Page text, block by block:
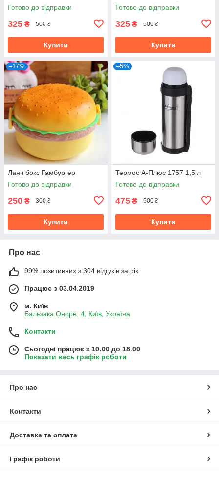
Готово до відправки
325 ₴ 500 ₴
Купити
Готово до відправки
325 ₴ 500 ₴
Купити
–17%
Ланч бокс Гамбургер
Готово до відправки
250 ₴ 300 ₴
Купити
–5%
Термос А-Плюс 1757 1,5 л
Готово до відправки
475 ₴ 500 ₴
Купити
Про нас
99% позитивних з 304 відгуків за рік
Працює з 03.04.2019
м. Київ
Бальзака Оноре, 4, Київ, Україна
Контакти
Сьогодні працює з 10:00 до 18:00
Показати весь графік роботи
Про нас
Контакти
Доставка та оплата
Графік роботи